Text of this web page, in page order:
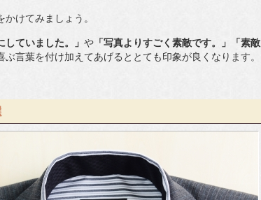
けてみましょう。
ていました。」 や 「写真よりすごく素敵です。」「素敵
ぶ言葉を付け加えてあげるととても印象が良くなります。